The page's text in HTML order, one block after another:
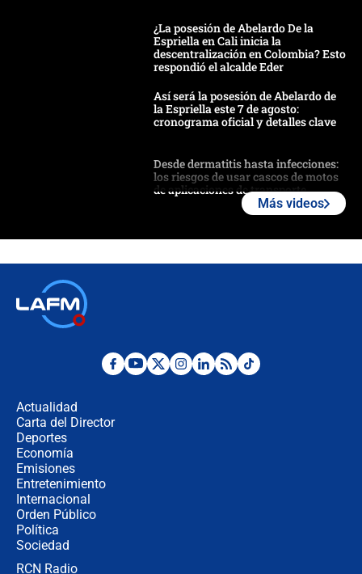
¿La posesión de Abelardo De la
Espriella en Cali inicia la
descentralización en Colombia? Esto
respondió el alcalde Eder
Así será la posesión de Abelardo de
la Espriella este 7 de agosto:
cronograma oficial y detalles clave
Desde dermatitis hasta infecciones:
los riesgos de usar cascos de motos
de aplicaciones de transporte
Posesión de Abelardo De La Espriella
Más videos
Actualidad
Carta del Director
Deportes
Economía
Emisiones
Entretenimiento
Internacional
Orden Público
Política
Sociedad
RCN Radio